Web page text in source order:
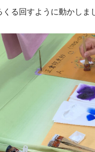
る回すように動かしま